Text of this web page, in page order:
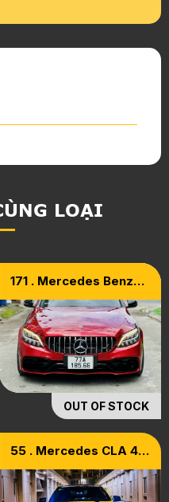
LOẠI
171 . Mercedes Benz
2020
OUT OF STOCK
55 . Mercedes CLA 45